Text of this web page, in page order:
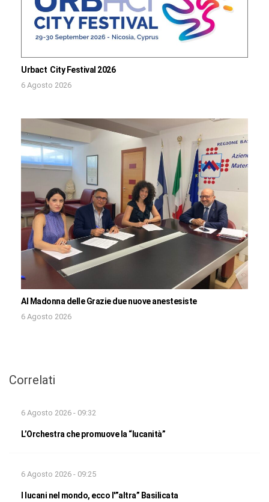
Urbact City Festival 2026
6 Agosto 2026
Al Madonna delle Grazie due nuove anestesiste
6 Agosto 2026
Correlati
6 Agosto 2026 - 09:32
L’Orchestra che promuove la “lucanità”
6 Agosto 2026 - 09:25
I lucani nel mondo, ecco l'”altra” Basilicata